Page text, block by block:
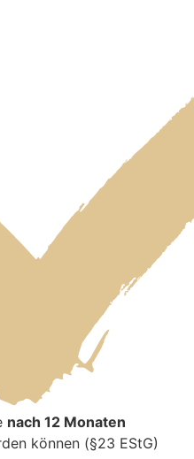
nach 12 Monaten
können (§23 EStG)